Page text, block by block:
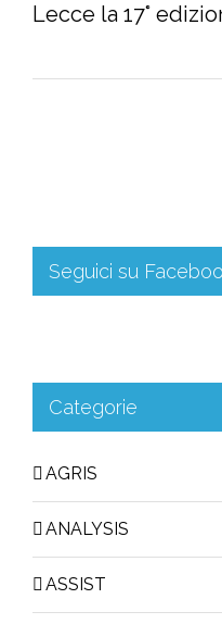
Lecce la 17°
Seguici su
Categorie
AGRIS
ANALYSIS
ASSIST